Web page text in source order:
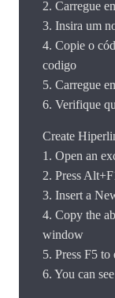
2. Carregue
3. Insira um
4. Copie o
codigo
5. Carregue
6. Verifique
Create
1. Open an
2. Press
3. Insert a
4. Copy the
window
5. Press F5 to
6. You can